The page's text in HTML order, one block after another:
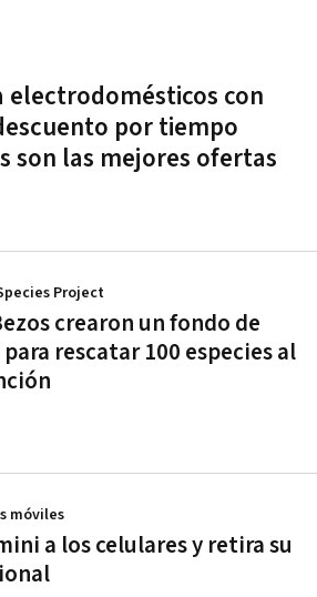
electrodomésticos con
por tiempo
son las mejores ofertas
crearon un fondo de
rescatar 100 especies al
Project
a los celulares y retira su
móviles